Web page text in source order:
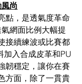
尚
點，是透氣度革命
網面比例大幅提
接續練波或比賽都
加入合成皮革和PU
韌穩定，讓你在賽
方面，除了一貫貴